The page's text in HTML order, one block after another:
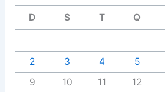
D S T Q
2
3 4 5
9
10 11 12